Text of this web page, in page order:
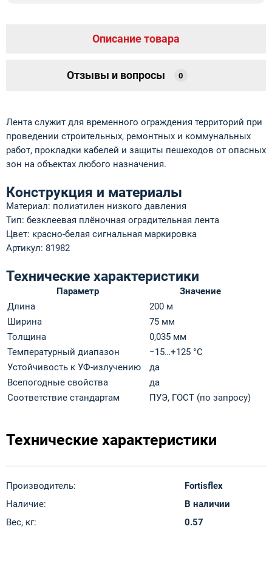
Описание товара
Отзывы и вопросы 0
Лента служит для временного ограждения территорий при
проведении строительных, ремонтных и коммунальных
работ, прокладки кабелей и защиты пешеходов от опасных
зон на объектах любого назначения.
Конструкция и материалы
Материал: полиэтилен низкого давления
Тип: безклеевая плёночная оградительная лента
Цвет: красно-белая сигнальная маркировка
Артикул: 81982
Технические характеристики
Параметр
Значение
Длина
200 м
Ширина
75 мм
Толщина
0,035 мм
Температурный диапазон
−15…+125 °C
Устойчивость к УФ-излучению
да
Всепогодные свойства
да
Соответствие стандартам
ПУЭ, ГОСТ (по запросу)
Технические характеристики
Производитель:
Fortisflex
Наличие:
В наличии
Вес, кг:
0.57